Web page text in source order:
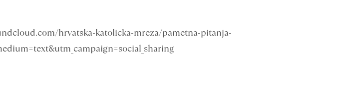
hrvatska-katolicka-mreza/pametna-pitanja-